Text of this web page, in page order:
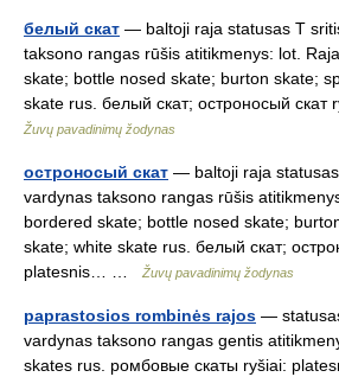
белый скат — baltoji raja statusas T
taksono rangas rūšis atitikmenys: lot.
skate; bottle nosed skate; burton skate;
skate rus. белый скат; остроносый
Žuvų pavadinimų žodynas
остроносый скат — baltoji raja
vardynas taksono rangas rūšis
bordered skate; bottle nosed skate;
skate; white skate rus. белый скат;
platesnis… …
Žuvų pavadinimų žodynas
paprastosios rombinės rajos —
vardynas taksono rangas gentis
skates rus. ромбовые скаты ryšiai: